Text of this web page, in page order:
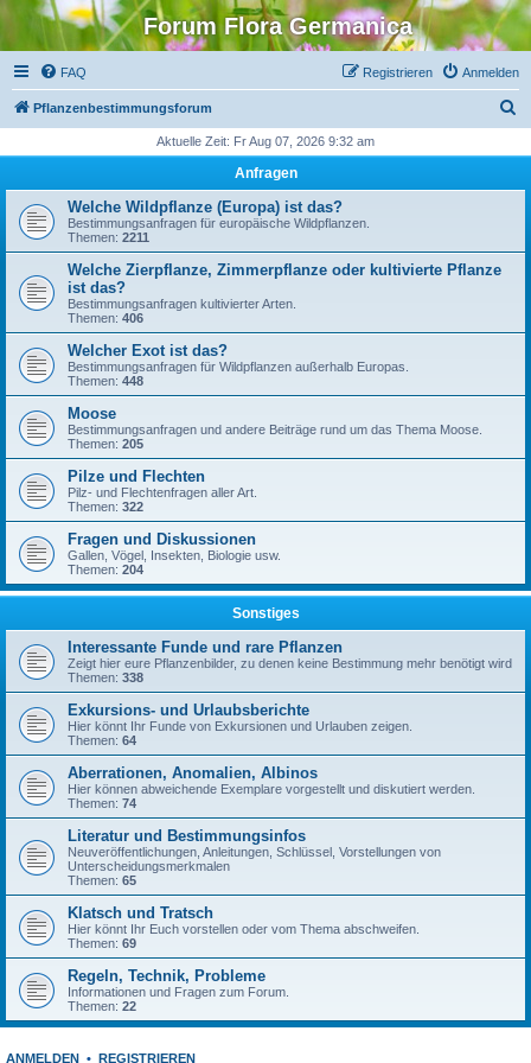
Forum Flora Germanica
FAQ Anmelden
Registrieren
Pflanzenbestimmungsforum
h
Aktuelle Zeit: Fr Aug 07, 2026 9:32 am
Anfragen
Welche Wildpflanze (Europa) ist das?
Bestimmungsanfragen für europäische Wildpflanzen.
Themen: 2211
Welche Zierpflanze, Zimmerpflanze oder kultivierte Pflanze
ist das?
Bestimmungsanfragen kultivierter Arten.
Themen: 406
Welcher Exot ist das?
Bestimmungsanfragen für Wildpflanzen außerhalb Europas.
Themen: 448
Moose
Bestimmungsanfragen und andere Beiträge rund um das Thema Moose.
Themen: 205
Pilze und Flechten
Pilz- und Flechtenfragen aller Art.
Themen: 322
Fragen und Diskussionen
Gallen, Vögel, Insekten, Biologie usw.
Themen: 204
Sonstiges
Interessante Funde und rare Pflanzen
Zeigt hier eure Pflanzenbilder, zu denen keine Bestimmung mehr benötigt wird
Themen: 338
Exkursions- und Urlaubsberichte
Hier könnt Ihr Funde von Exkursionen und Urlauben zeigen.
Themen: 64
Aberrationen, Anomalien, Albinos
Hier können abweichende Exemplare vorgestellt und diskutiert werden.
Themen: 74
Literatur und Bestimmungsinfos
Neuveröffentlichungen, Anleitungen, Schlüssel, Vorstellungen von
Unterscheidungsmerkmalen
Themen: 65
Klatsch und Tratsch
Hier könnt Ihr Euch vorstellen oder vom Thema abschweifen.
Themen: 69
Regeln, Technik, Probleme
Informationen und Fragen zum Forum.
Themen: 22
ANMELDEN • REGISTRIEREN